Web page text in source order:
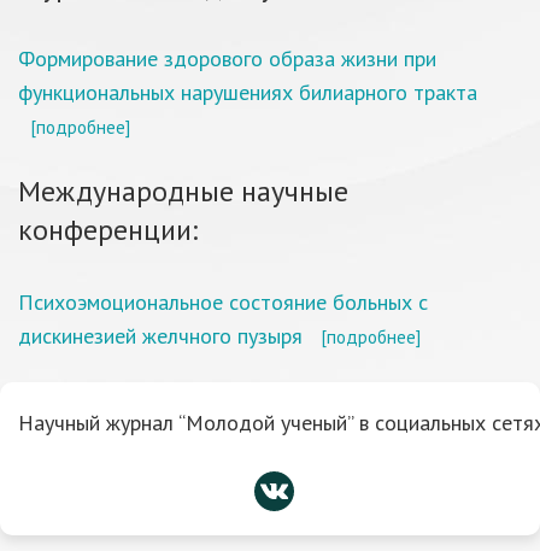
Формирование здорового образа жизни при
функциональных нарушениях билиарного тракта
[подробнее]
Международные научные
конференции:
Психоэмоциональное состояние больных с
дискинезией желчного пузыря
[подробнее]
Научный журнал “Молодой ученый” в социальных